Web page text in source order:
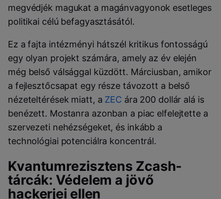
megvédjék magukat a magánvagyonok esetleges
politikai célú befagyasztásától.
Ez a fajta intézményi hátszél kritikus fontosságú
egy olyan projekt számára, amely az év elején
még belső válsággal küzdött. Márciusban, amikor
a fejlesztőcsapat egy része távozott a belső
nézeteltérések miatt, a ZEC ára 200 dollár alá is
benézett. Mostanra azonban a piac elfelejtette a
szervezeti nehézségeket, és inkább a
technológiai potenciálra koncentrál.
Kvantumrezisztens Zcash-
tárcák: Védelem a jövő
hackerjei ellen